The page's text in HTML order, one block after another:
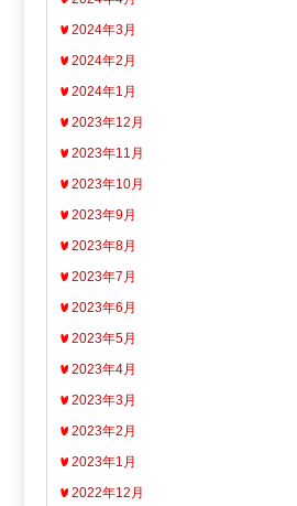
2024年3月
2024年2月
2024年1月
2023年12月
2023年11月
2023年10月
2023年9月
2023年8月
2023年7月
2023年6月
2023年5月
2023年4月
2023年3月
2023年2月
2023年1月
2022年12月